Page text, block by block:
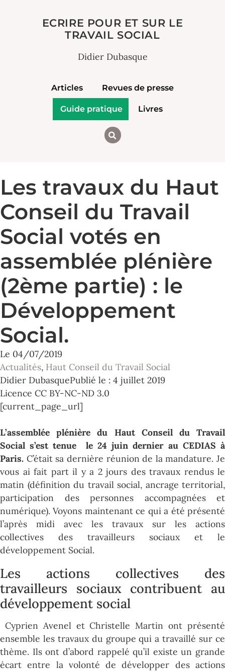
ECRIRE POUR ET SUR LE
TRAVAIL SOCIAL
Didier Dubasque
Articles Revues de presse
Guide pratique Livres
Les travaux du Haut
Conseil du Travail
Social votés en
assemblée plénière
(2ème partie) : le
Développement
Social.
Le 04/07/2019
Actualités, Haut Conseil du Travail Social
Didier DubasquePublié le : 4 juillet 2019
Licence CC BY-NC-ND 3.0
[current_page_url]
L’assemblée plénière du Haut Conseil du Travail
Social s’est tenue le 24 juin dernier au CEDIAS à
Paris. C’était sa dernière réunion de la mandature. Je
vous ai fait part il y a 2 jours des travaux rendus le
matin (définition du travail social, ancrage territorial,
participation des personnes accompagnées et
numérique). Voyons maintenant ce qui a été présenté
l’après midi avec les travaux sur les actions
collectives des travailleurs sociaux et le
développement Social.
Les actions collectives des
travailleurs sociaux contribuent au
développement social
Cyprien Avenel et Christelle Martin ont présenté
ensemble les travaux du groupe qui a travaillé sur ce
thème. Ils ont d’abord rappelé qu’il existe un grande
écart entre la volonté de développer des actions